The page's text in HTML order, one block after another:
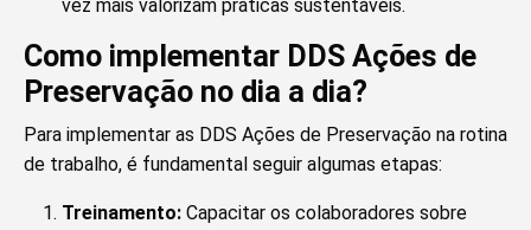
vez mais valorizam práticas sustentáveis.
Como implementar DDS Ações de
Preservação no dia a dia?
Para implementar as DDS Ações de Preservação na rotina
de trabalho, é fundamental seguir algumas etapas:
Treinamento: Capacitar os colaboradores sobre